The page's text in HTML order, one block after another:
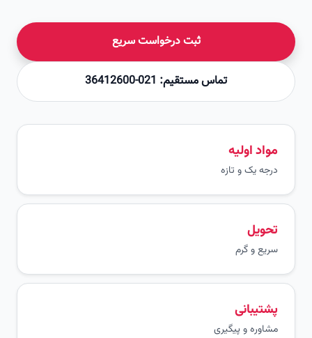
ثبت درخواست سریع
تماس مستقیم: 021-36412600
مواد اولیه
درجه یک و تازه
سریع و گرم
پشتیبانی
مشاوره و پیگیری